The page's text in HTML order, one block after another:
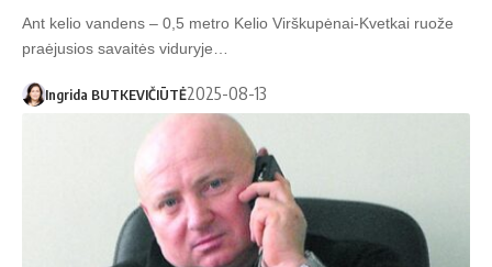
Ant kelio vandens – 0,5 metro Kelio Virškupėnai-Kvetkai ruože
praėjusios savaitės viduryje…
Ingrida BUTKEVIČIŪTĖ2025-08-13